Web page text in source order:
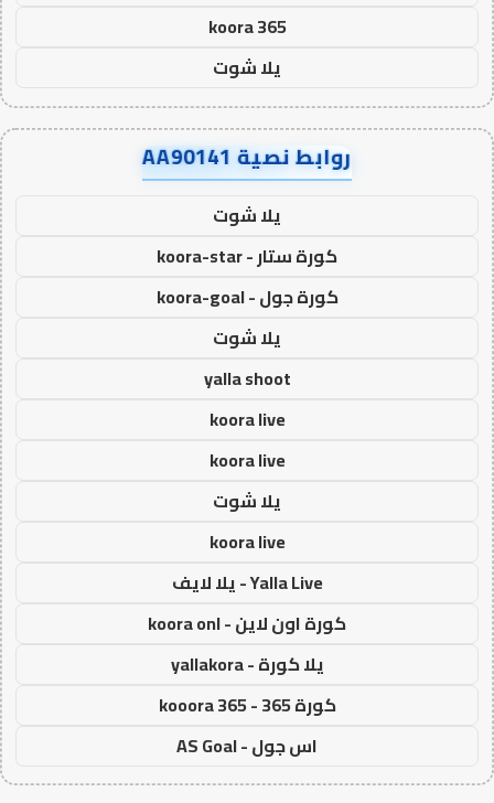
koora 365
يلا شوت
روابط نصية AA90141
يلا شوت
كورة ستار - koora-star
كورة جول - koora-goal
يلا شوت
yalla shoot
koora live
koora live
يلا شوت
koora live
Yalla Live - يلا لايف
كورة اون لاين - koora onl
يلا كورة - yallakora
كورة 365 - kooora 365
اس جول - AS Goal